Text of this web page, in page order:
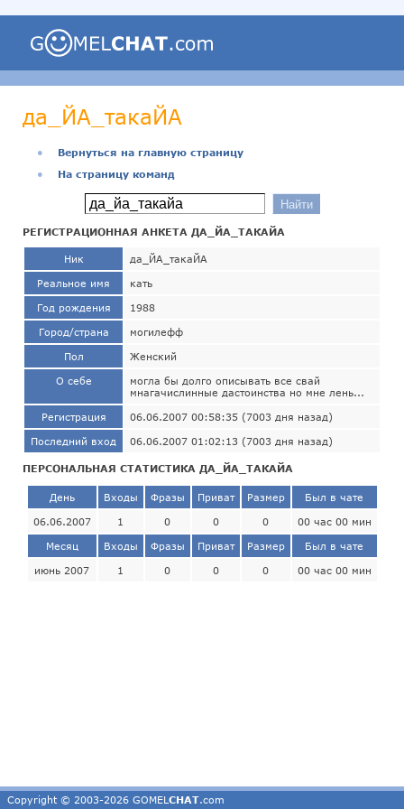
да_ЙА_такаЙА
●
Вернуться на главную страницу
●
На страницу команд
РЕГИСТРАЦИОННАЯ АНКЕТА ДА_ЙА_ТАКАЙА
Ник да_ЙА_такаЙА
Реальное имя кать
Год рождения 1988
Город/страна могилефф
Пол Женский
О себе
могла бы долго описывать все свай
мнагачислинные дастоинства но мне лень...
Регистрация 06.06.2007 00:58:35 (7003 дня назад)
Последний вход 06.06.2007 01:02:13 (7003 дня назад)
ПЕРСОНАЛЬНАЯ СТАТИСТИКА ДА_ЙА_ТАКАЙА
День Входы Фразы Приват Размер Был в чате
06.06.2007 1 0 0 0 00 час 00 мин
Месяц Входы Фразы Приват Размер Был в чате
июнь 2007 1 0 0 0 00 час 00 мин
Copyright © 2003-2026 GOMEL CHAT.com